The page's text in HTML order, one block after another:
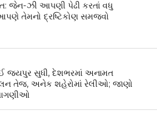
જેન-ઝી આપણી પેઢી કરતાં વધુ
તેમનો દ્રષ્ટિકોણ સમજવો
જયપુર સુધી, દેશભરમાં અનામત
તેજ, અનેક શહેરોમાં રેલીઓ; જાણો